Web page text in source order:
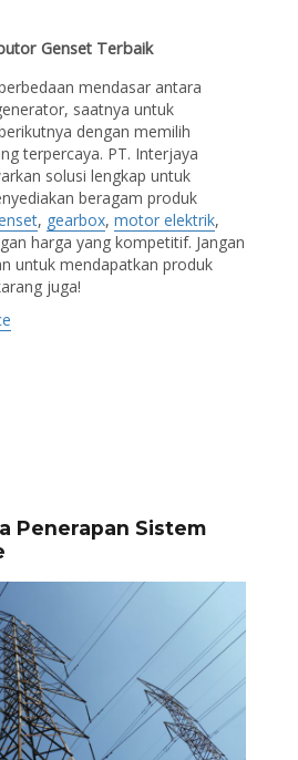
Genset Terbaik
mendasar antara
saatnya untuk
dengan memilih
terpercaya. PT. Interjaya
solusi lengkap untuk
beragam produk
, gearbox,motor elektrik,
harga yang kompetitif. Jangan
untuk mendapatkan produk
juga!
Penerapan Sistem